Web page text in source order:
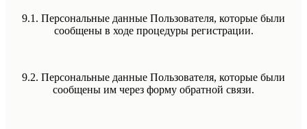
9.1. Персональные данные Пользователя, которые были
сообщены в ходе процедуры регистрации.
9.2. Персональные данные Пользователя, которые были
сообщены им через форму обратной связи.